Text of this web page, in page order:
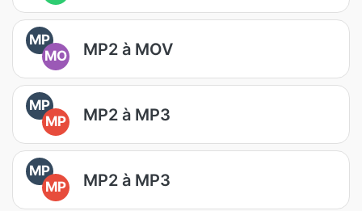
MP
MO
MP2 à MOV
MP
MP
MP2 à MP3
MP
MP
MP2 à MP3